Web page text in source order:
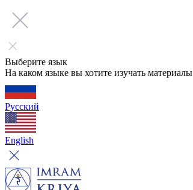
Выберите язык
На каком языке вы хотите изучать материалы
Русский
English